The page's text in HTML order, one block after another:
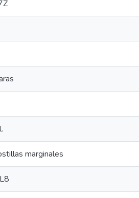
marginales